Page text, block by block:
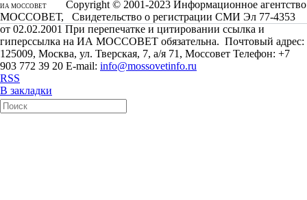
ИА МОССОВЕТ
Copyright © 2001-2023 Информационное агентство
МОССОВЕТ, Свидетельство о регистрации СМИ Эл 77-4353
от 02.02.2001 При перепечатке и цитировании ссылка и
гиперссылка на ИА МОССОВЕТ обязательна. Почтовый адрес:
125009, Москва, ул. Тверская, 7, а/я 71, Моссовет Телефон: +7
903 772 39 20 E-mail: info@mossovetinfo.ru
RSS
В закладки